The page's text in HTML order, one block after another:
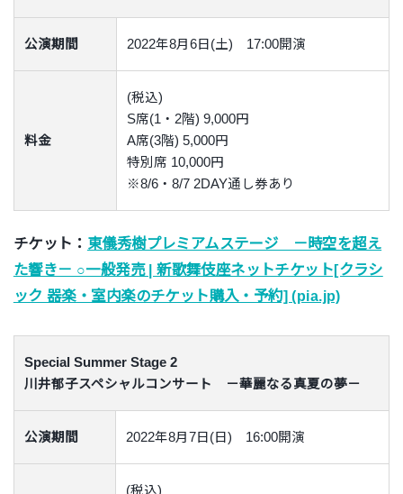
公演期間 2022年8月6日(土) 17:00開演
料金
(税込)
S席(1・2階) 9,000円
A席(3階) 5,000円
特別席 10,000円
※8/6・8/7 2DAY通し券あり
チケット： 東儀秀樹プレミアムステージ －時空を超え
た響き－ ○一般発売 | 新歌舞伎座ネットチケット[クラシ
ック 器楽・室内楽のチケット購入・予約] (pia.jp)
Special Summer Stage 2
川井郁子スペシャルコンサート －華麗なる真夏の夢－
公演期間 2022年8月7日(日) 16:00開演
(税込)